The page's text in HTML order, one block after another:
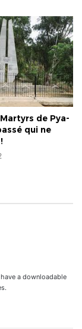
de Pya-
qui ne
a downloadable